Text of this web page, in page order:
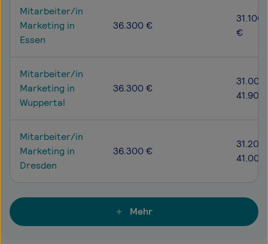
Mitarbeiter/in
Marketing in
Essen
36.300 €
31.100
€
Mitarbeiter/in
Marketing in
Wuppertal
36.300 €
Mitarbeiter/in
Marketing in
Dresden
36.300 €
Mehr